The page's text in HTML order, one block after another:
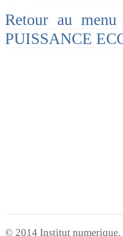
Retour au
PUISSANCE
© 2014 Institut numerique.